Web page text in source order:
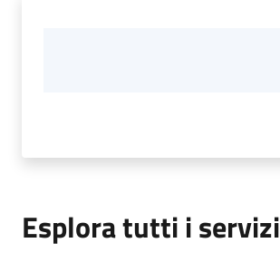
Esplora tutti i servizi